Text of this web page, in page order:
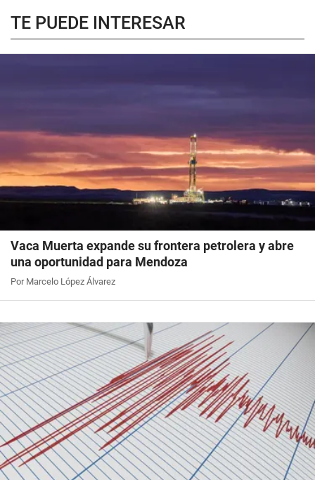
TE PUEDE INTERESAR
Vaca Muerta expande su frontera petrolera y abre
una oportunidad para Mendoza
Por Marcelo López Álvarez